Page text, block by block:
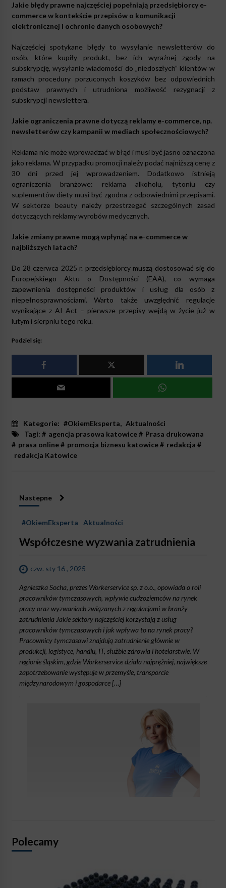
Jakie błędy prawne najczęściej popełniają przedsiębiorcy e-
commerce w kontekście przepisów o komunikacji
elektronicznej i ochronie danych osobowych?
Najczęściej spotykane błędy to wysyłanie newsletterów do
osób, które kupiły produkt, bez ich wyraźnej zgody na
subskrypcję, wysyłanie wiadomości do „niedoszłych” klientów w
ramach procedury porzuconych koszyków bez odpowiednich
podstaw prawnych i utrudniona możliwość rezygnacji z
subskrypcji newslettera.
Jakie ograniczenia prawne dotyczą reklamy e-commerce, np.
newsletterów czy kampanii w mediach społecznościowych?
Reklama nie może wprowadzać w błąd i musi być jasno oznaczona
jako reklama. W przypadku promocji należy podać najniższą cenę z
30 dni przed jej wprowadzeniem. Dodatkowo istnieją
ograniczenia branżowe: reklama alkoholu, tytoniu czy
suplementów diety musi być zgodna z odpowiednimi przepisami.
W sektorze beauty należy przestrzegać szczególnych zasad
dotyczących reklamy wyrobów medycznych.
Jakie zmiany prawne mogą wpłynąć na e-commerce w
najbliższych latach?
Do 28 czerwca 2025 r. przedsiębiorcy muszą dostosować się do
Europejskiego Aktu o Dostępności (EAA), co wymaga
zapewnienia dostępności produktów i usług dla osób z
niepełnosprawnościami. Warto także uwzględnić regulacje
wynikające z AI Act – pierwsze przepisy wejdą w życie już w
lutym i sierpniu tego roku.
Podziel się:
Kategorie: #OkiemEksperta, Aktualności
Tagi: # agencja prasowa katowice# Prasa drukowana
# prasa online# promocja biznesu katowice# redakcja #
redakcja Katowice
Nastepne
#OkiemEksperta Aktualności
Współczesne wyzwania zatrudnienia
czw. sty 16 , 2025
Agnieszka Socha, prezes Workerservice sp. z o.o., opowiada o roli
pracowników tymczasowych, wpływie cudzoziemców na rynek
pracy oraz wyzwaniach związanych z regulacjami w branży
zatrudnienia Jakie sektory najczęściej korzystają z usług
pracowników tymczasowych i jak wpływa to na rynek pracy?
Pracownicy tymczasowi znajdują zatrudnienie głównie w
produkcji, logistyce, handlu, IT, służbie zdrowia i hotelarstwie. W
regionie śląskim, gdzie Workerservice działa najprężniej, największe
zapotrzebowanie występuje w przemyśle, transporcie
międzynarodowym i gospodarce […]
Polecamy